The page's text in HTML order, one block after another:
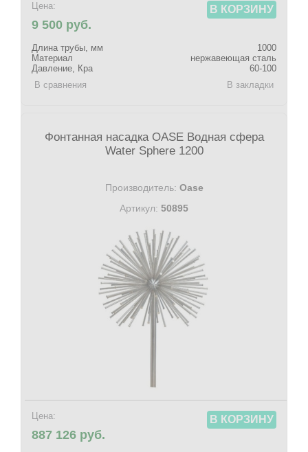
Цена:
9 500 руб.
В КОРЗИНУ
Длина трубы, мм
1000
Материал
нержавеющая сталь
Давление, Кра
60-100
В сравнения
В закладки
Фонтанная насадка OASE Водная сфера
Water Sphere 1200
Производитель: Oase
Артикул: 50895
Цена:
887 126 руб.
В КОРЗИНУ